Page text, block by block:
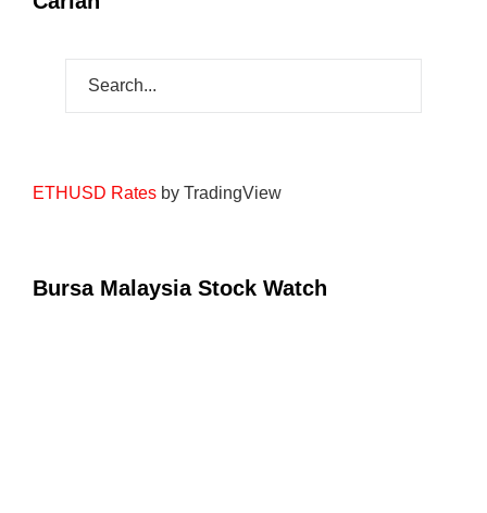
ETHUSD Rates by TradingView
Bursa Malaysia Stock Watch